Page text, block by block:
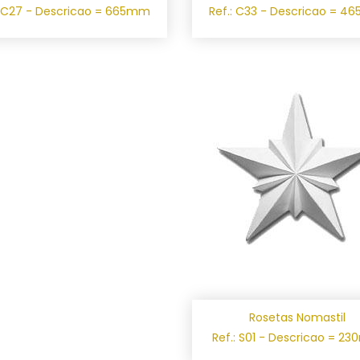
C27 - Descricao = 665mm Ref.: C33 - Descricao =
Rosetas Nomastil
Ref.: S01 - Descricao =